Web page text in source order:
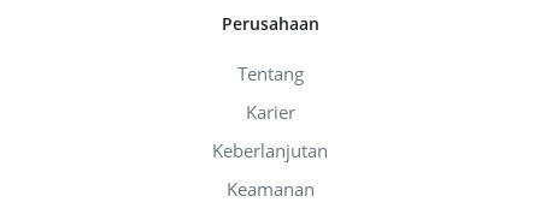
Perusahaan
Tentang
Karier
Keberlanjutan
Keamanan